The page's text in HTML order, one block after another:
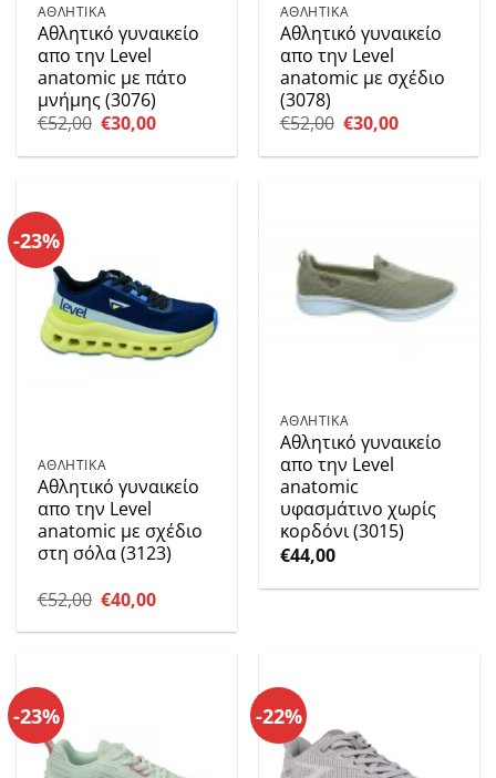
ΑΘΛΗΤΙΚΑ
Αθλητικό γυναικείο
απο την Level
anatomic με πάτο
μνήμης (3076)
€52,00 Original
price
was:
€30,00Η
τιμή
ΑΘΛΗΤΙΚΑ
Αθλητικό γυναικείο
απο την Level
anatomic με σχέδιο
(3078)
€52,00 Original
price
was:
€30,00Η
τιμή
-23%
ΑΘΛΗΤΙΚΑ
Αθλητικό γυναικείο
απο την Level
anatomic με σχέδιο
στη σόλα (3123)
€52,00 Original
price
was:
€40,00Η
τιμή
ΑΘΛΗΤΙΚΑ
Αθλητικό γυναικείο
απο την Level
anatomic
υφασμάτινο χωρίς
κορδόνι (3015)
€44,00
-23% -22%